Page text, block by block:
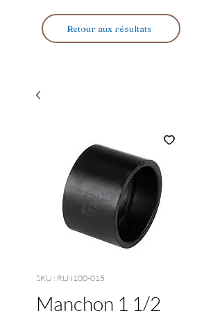
Retour aux résultats
SKU : RLN100-015
Manchon 1 1/2